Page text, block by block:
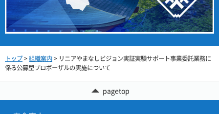
トップ>組織案内> リニアやまなしビジョン実証実験サポート事業委託業務に
係る公募型プロポーザルの実施について
pagetop